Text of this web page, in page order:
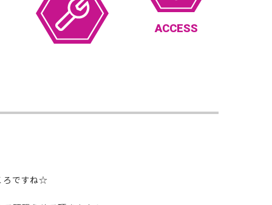
ACCESS
ろですね☆